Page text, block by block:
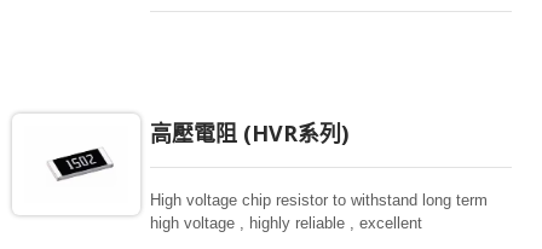
高壓電阻 (HVR系列)
High voltage chip resistor to withstand long term
high voltage , highly reliable , excellent